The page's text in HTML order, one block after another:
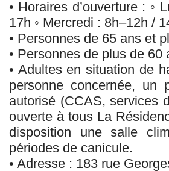
• Horaires d’ouverture : ◦
17h ◦ Mercredi : 8h–12h /
• Personnes de 65 ans et
• Personnes de plus de
• Adultes en situation de
personne concernée,
autorisé (CCAS, services
ouverte à tous La
disposition une salle
périodes de canicule.
• Adresse : 183 rue